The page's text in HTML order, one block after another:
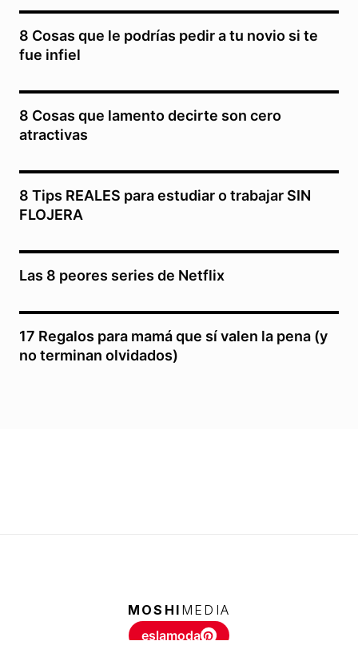
8 Cosas que le podrías pedir a tu novio si te
fue infiel
8 Cosas que lamento decirte son cero
atractivas
8 Tips REALES para estudiar o trabajar SIN
FLOJERA
Las 8 peores series de Netflix
17 Regalos para mamá que sí valen la pena (y
no terminan olvidados)
MOSHI MEDIA
eslamoda